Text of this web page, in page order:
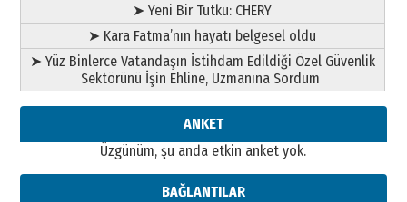
➤ Yeni Bir Tutku: CHERY
➤ Kara Fatma’nın hayatı belgesel oldu
➤ Yüz Binlerce Vatandaşın İstihdam Edildiği Özel Güvenlik
Sektörünü İşin Ehline, Uzmanına Sordum
ANKET
Üzgünüm, şu anda etkin anket yok.
BAĞLANTILAR